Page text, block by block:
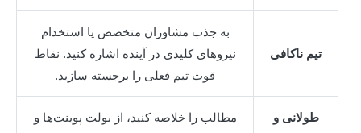
تیم ناکافی
به جذب مشاوران متخصص یا استخدام
نیروهای کلیدی در آینده اشاره کنید. نقاط
قوت تیم فعلی را برجسته سازید.
طولانی و
مطالب را خلاصه کنید، از بولت پوینت‌ها و